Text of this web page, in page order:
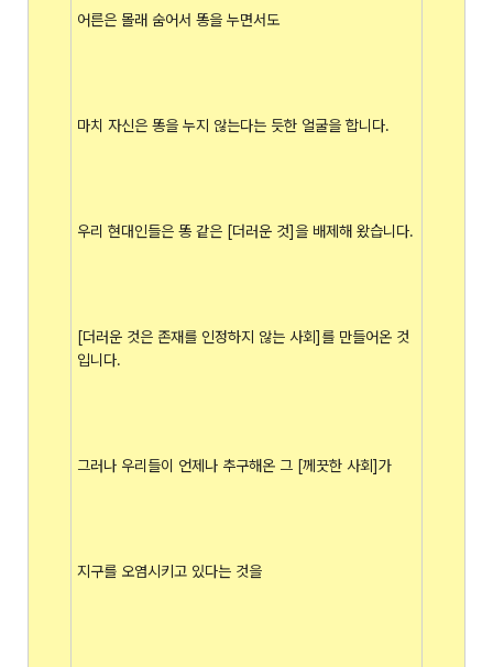
어른은 몰래 숨어서 똥을 누면서도
마치 자신은 똥을 누지 않는다는 듯한 얼굴을 합니다.
우리 현대인들은 똥 같은 [더러운 것]을 배제해 왔습니다.
[더러운 것은 존재를 인정하지 않는 사회]를 만들어온 것
입니다.
그러나 우리들이 언제나 추구해온 그 [께끗한 사회]가
지구를 오염시키고 있다는 것을